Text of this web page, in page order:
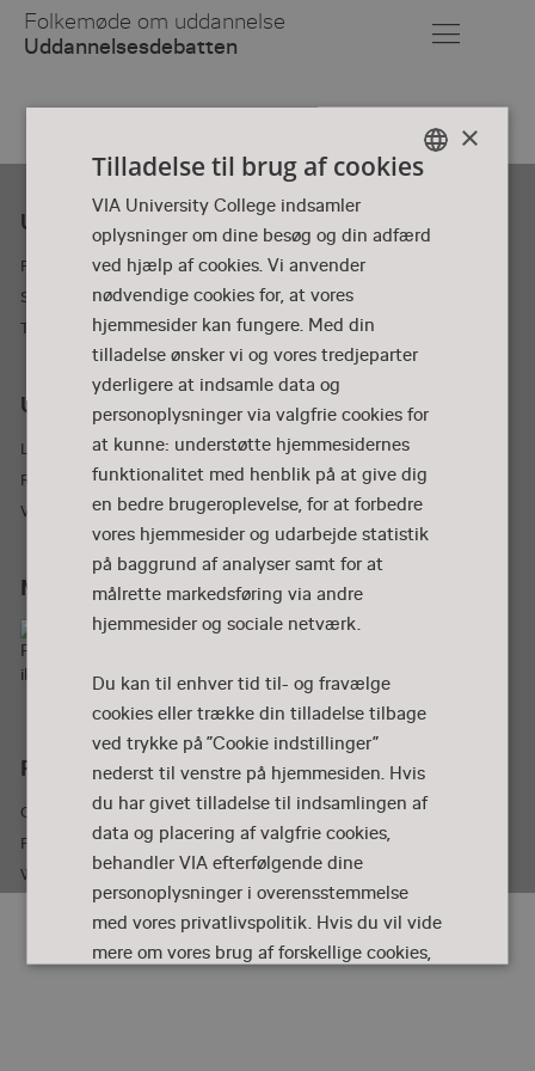
Skip
Main
Folkemøde om uddannelse
Uddannelsesdebatten
Uddannelsesdebatten præsenteres af
Foreningen skolebyen Nørre Nissum
Svinget 5, 7620 Lemvig, Danmark
Tlf.: 87 55 32 73
Uddannelsesdebatten støttes af
Lemvig Kommune
Region Midtjylland
VIA University College
Mød os på
Privatliv og lovgivning
Cookiepolitik
Privatlivspolitik
Webtilgængelighedserklæring
DANISH
×
Tilladelse til brug af cookies
VIA University College indsamler
oplysninger om dine besøg og din adfærd
ved hjælp af cookies. Vi anvender
nødvendige cookies for, at vores
hjemmesider kan fungere. Med din
tilladelse ønsker vi og vores tredjeparter
yderligere at indsamle data og
personoplysninger via valgfrie cookies for
at kunne: understøtte hjemmesidernes
funktionalitet med henblik på at give dig
en bedre brugeroplevelse, for at forbedre
vores hjemmesider og udarbejde statistik
på baggrund af analyser samt for at
målrette markedsføring via andre
hjemmesider og sociale netværk.
Du kan til enhver tid til- og fravælge
cookies eller trække din tilladelse tilbage
ved trykke på ”Cookie indstillinger”
nederst til venstre på hjemmesiden. Hvis
du har givet tilladelse til indsamlingen af
data og placering af valgfrie cookies,
behandler VIA efterfølgende dine
personoplysninger i overensstemmelse
med vores privatlivspolitik. Hvis du vil vide
mere om vores brug af forskellige cookies,